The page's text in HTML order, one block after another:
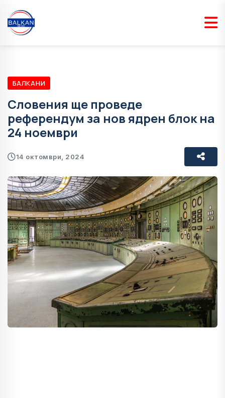
БАЛКАНИ
Словения ще проведе
референдум за нов ядрен блок на
24 ноември
14 октомври, 2024